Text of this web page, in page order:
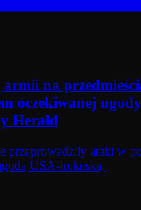
na
oczekiwanej
Herald
przeprowadziły ataki w
USA-irokeską.